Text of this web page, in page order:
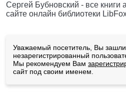
Сергей Бубновский - все книги
сайте онлайн библиотеки
Уважаемый посетитель, Вы зашли
незарегистрированный
Мы рекомендуем Вам
сайт под своим именем.